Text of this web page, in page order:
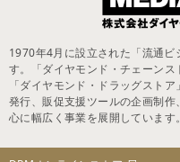
1970年4月に設立された「流通
す。「ダイヤモンド・チェーンス
「ダイヤモンド・ドラッグスト
発行、販促支援ツールの企画制
心に幅広く事業を展開しています。